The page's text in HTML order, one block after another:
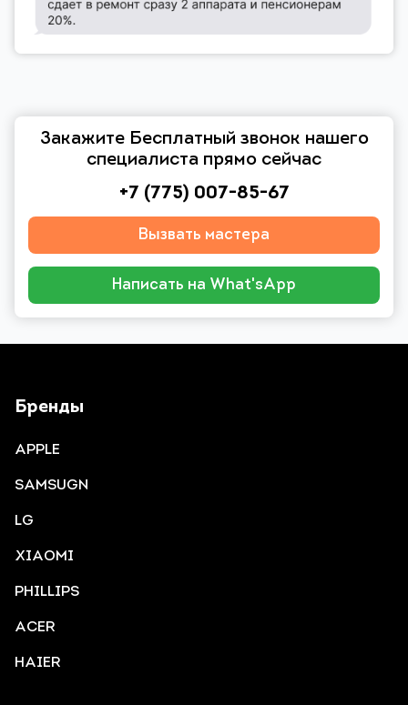
Закажите Бесплатный звонок нашего
специалиста прямо сейчас
+7 (775) 007-85-67
Вызвать мастера
Написать на What'sApp
Бренды
APPLE
SAMSUGN
LG
XIAOMI
PHILLIPS
ACER
HAIER